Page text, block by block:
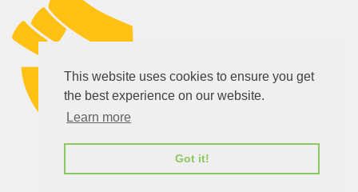
This website uses cookies to ensure you get
the best experience on our website.
Learn more
Got it!
蕉銀芽 Jiukaboom